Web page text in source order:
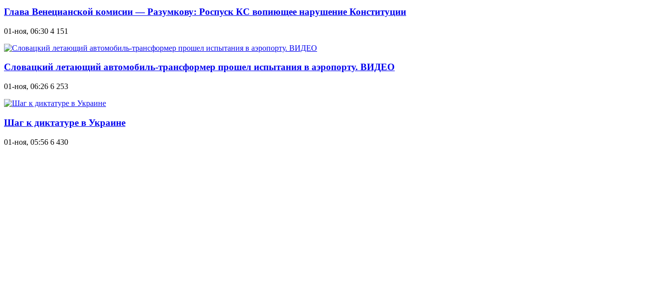
Глава Венецианской комисии — Разумкову: Роспуск КС вопиющее нарушение Конституции
01-ноя, 06:30 4 151
Словацкий летающий автомобиль-трансформер прошел испытания в аэропорту. ВИДЕО
01-ноя, 06:26 6 253
Шаг к диктатуре в Украине
01-ноя, 05:56 6 430